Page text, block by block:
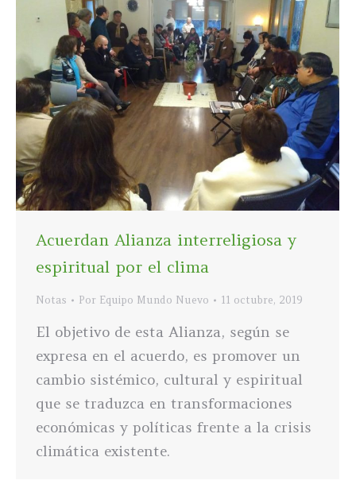
Acuerdan Alianza interreligiosa y
espiritual por el clima
Notas Por Equipo Mundo Nuevo 11 octubre, 2019
El objetivo de esta Alianza, según se
expresa en el acuerdo, es promover un
cambio sistémico, cultural y espiritual
que se traduzca en transformaciones
económicas y políticas frente a la crisis
climática existente.